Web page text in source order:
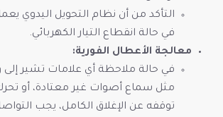
التأكد من أن نظام التحويل اليدوي
في حالة انقطاع التيار الكهربائي.
معالجة الأعطال الفورية:
في حالة ملاحظة أي علامات تشير
مثل سماع أصوات غير معتادة، أو
توقفه عن الإغلاق الكامل، يجب